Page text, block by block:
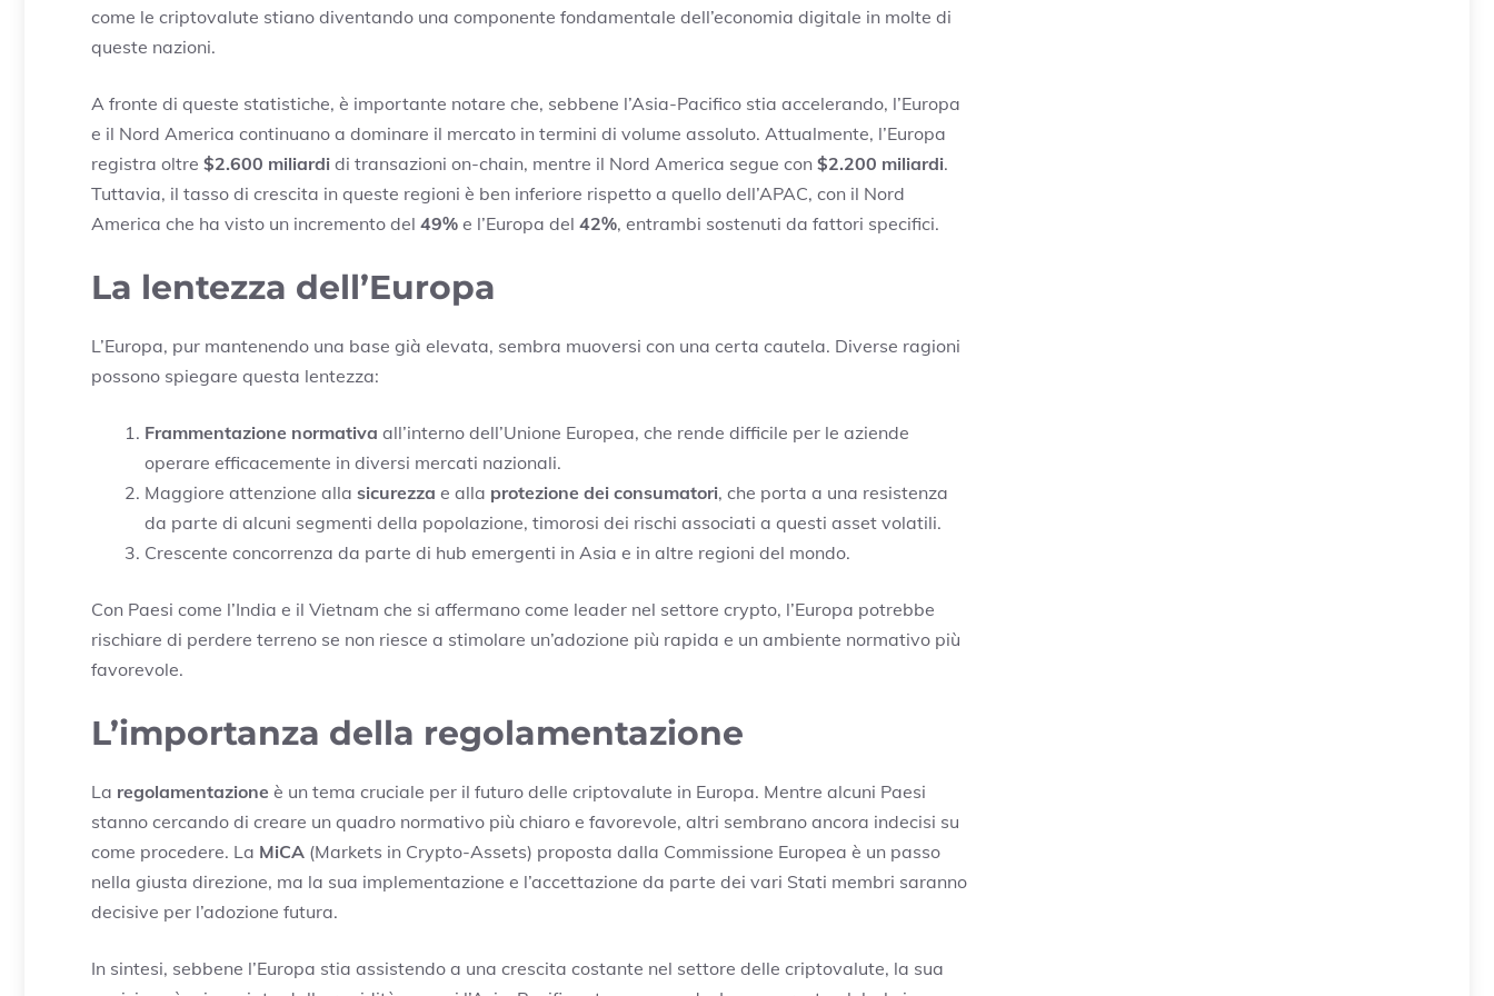
come le criptovalute stiano diventando una componente fondamentale dell’economia digitale in molte di
queste nazioni.
A fronte di queste statistiche, è importante notare che, sebbene l’Asia-Pacifico stia accelerando, l’Europa
e il Nord America continuano a dominare il mercato in termini di volume assoluto. Attualmente, l’Europa
registra oltre $2.600 miliardi di transazioni on-chain, mentre il Nord America segue con $2.200 miliardi.
Tuttavia, il tasso di crescita in queste regioni è ben inferiore rispetto a quello dell’APAC, con il Nord
America che ha visto un incremento del 49% e l’Europa del 42%, entrambi sostenuti da fattori specifici.
La lentezza dell’Europa
L’Europa, pur mantenendo una base già elevata, sembra muoversi con una certa cautela. Diverse ragioni
possono spiegare questa lentezza:
Frammentazione normativa all’interno dell’Unione Europea, che rende difficile per le aziende
operare efficacemente in diversi mercati nazionali.
Maggiore attenzione alla sicurezza e alla protezione dei consumatori, che porta a una resistenza
da parte di alcuni segmenti della popolazione, timorosi dei rischi associati a questi asset volatili.
Crescente concorrenza da parte di hub emergenti in Asia e in altre regioni del mondo.
Con Paesi come l’India e il Vietnam che si affermano come leader nel settore crypto, l’Europa potrebbe
rischiare di perdere terreno se non riesce a stimolare un’adozione più rapida e un ambiente normativo più
favorevole.
L’importanza della regolamentazione
La regolamentazione è un tema cruciale per il futuro delle criptovalute in Europa. Mentre alcuni Paesi
stanno cercando di creare un quadro normativo più chiaro e favorevole, altri sembrano ancora indecisi su
come procedere. La MiCA (Markets in Crypto-Assets) proposta dalla Commissione Europea è un passo
nella giusta direzione, ma la sua implementazione e l’accettazione da parte dei vari Stati membri saranno
decisive per l’adozione futura.
In sintesi, sebbene l’Europa stia assistendo a una crescita costante nel settore delle criptovalute, la sua